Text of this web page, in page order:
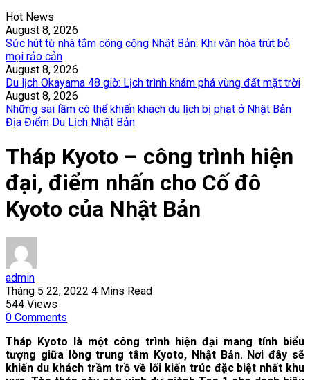
Hot News
August 8, 2026
Sức hút từ nhà tắm công cộng Nhật Bản: Khi văn hóa trút bỏ
mọi rảo cản
August 8, 2026
Du lịch Okayama 48 giờ: Lịch trình khám phá vùng đất mặt trời
August 8, 2026
Những sai lầm có thể khiến khách du lịch bị phạt ở Nhật Bản
Địa Điểm Du Lịch Nhật Bản
Tháp Kyoto – công trình hiện
đại, điểm nhấn cho Cố đô
Kyoto của Nhật Bản
admin
Tháng 5 22, 2022 4 Mins Read
544 Views
0 Comments
Tháp Kyoto là một công trình hiện đại mang tính biểu
tượng giữa lòng trung tâm Kyoto, Nhật Bản. Nơi đây sẽ
khiến du khách trầm trồ về lối kiến trúc đặc biệt nhất khu